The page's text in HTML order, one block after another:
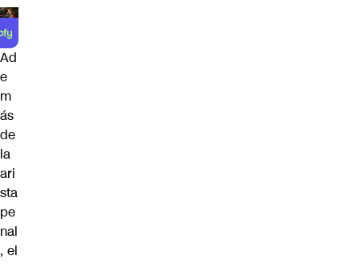
Ad
e
m
ás
de
la
ari
sta
pe
nal
, el